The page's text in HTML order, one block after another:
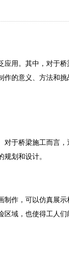
应用。其中，对于桥
的意义、方法和挑
于桥梁施工而言，
划和设计。
制作，可以仿真展
区域，也使得工人